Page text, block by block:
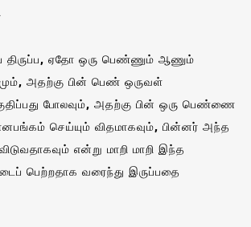
திருப்ப, ஏதோ ஒரு பெண்ணும் ஆணும்
அதற்கு பின் பெண் ஒருவள்
குதிப்பது போலவும், அதற்கு பின் ஒரு பெண்ணை
செய்யும் விதமாகவும், பின்னர் அந்த
என்று மாறி மாறி இந்த
பெற்றதாக வரைந்து இருப்பதை